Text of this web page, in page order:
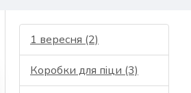
1 вересня (2)
Коробки для піци (3)